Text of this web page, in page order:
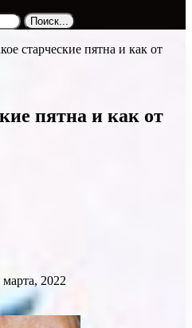
Поиск...
старческие пятна и как от
пятна и как от
марта, 2022